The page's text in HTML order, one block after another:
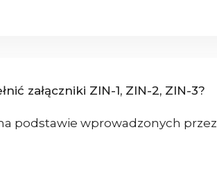
załączniki ZIN-1, ZIN-2, ZIN-3?
podstawie wprowadzonych przez